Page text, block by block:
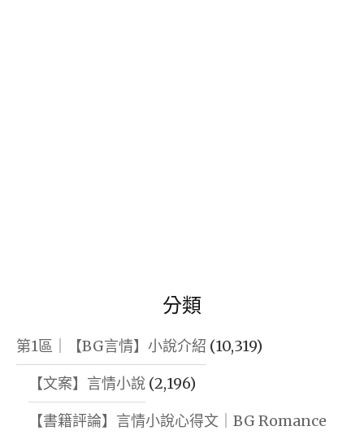
分類
第1區｜【BG言情】小說介紹 (10,319)
【文案】言情小說 (2,196)
【書籍評論】言情小說心得文｜BG Romance